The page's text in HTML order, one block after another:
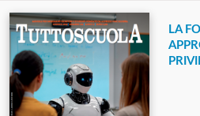
LA